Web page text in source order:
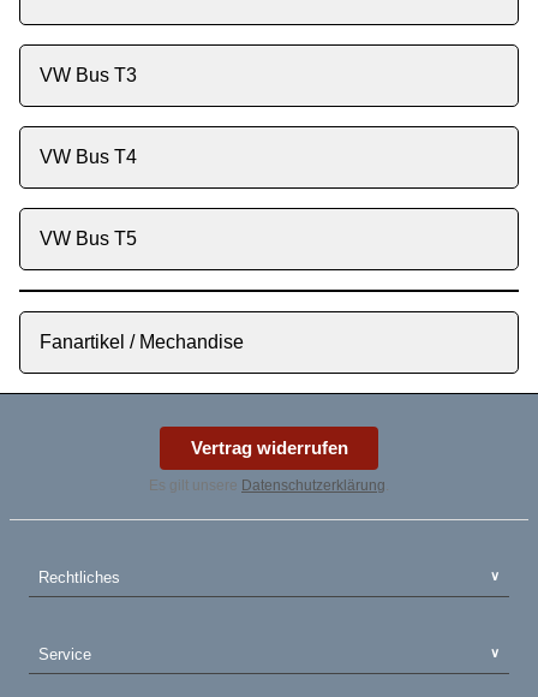
VW Bus T3
VW Bus T4
VW Bus T5
Fanartikel / Mechandise
Vertrag widerrufen
Es gilt unsere Datenschutzerklärung.
Rechtliches
Service